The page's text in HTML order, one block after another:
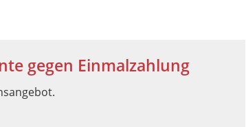
gegen Einmalzahlung